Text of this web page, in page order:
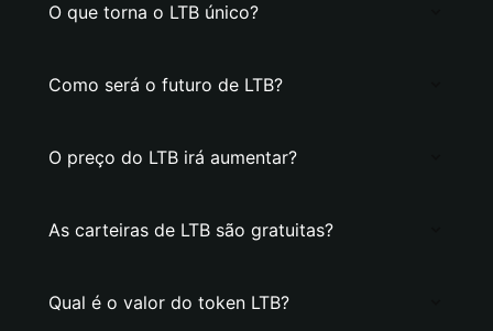
O que torna o LTB único?
Como será o futuro de LTB?
O preço do LTB irá aumentar?
As carteiras de LTB são gratuitas?
Qual é o valor do token LTB?